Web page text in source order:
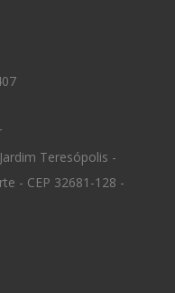
Teresópolis -
- CEP 32681-128 -